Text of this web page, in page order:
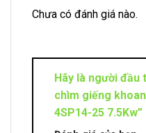
Chưa có đánh giá nào.
Hãy là người đầu
chìm giếng
4SP14-25 7.5Kw”